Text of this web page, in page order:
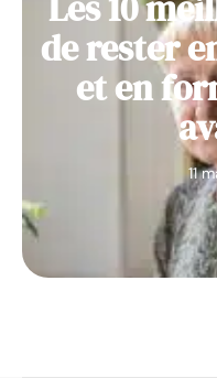
de rester
et en
11